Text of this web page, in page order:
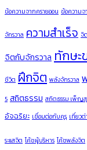
ข้อความจากครายออน ข้อความ
จักรวาล ความสำเร็จ จิ
จิตกับจักรวาล ทักษะ
ชีวิต ฝึกจิต พลังจักรวาล
5 สถิตธรรม สถิตธรรม เพ็ญ
อัจฉริยะ เชื่อมต่อกับคุรุ เที่ยวต่
ระแสจิต โค้ชผู้บริหาร โค้ชพลังจิต